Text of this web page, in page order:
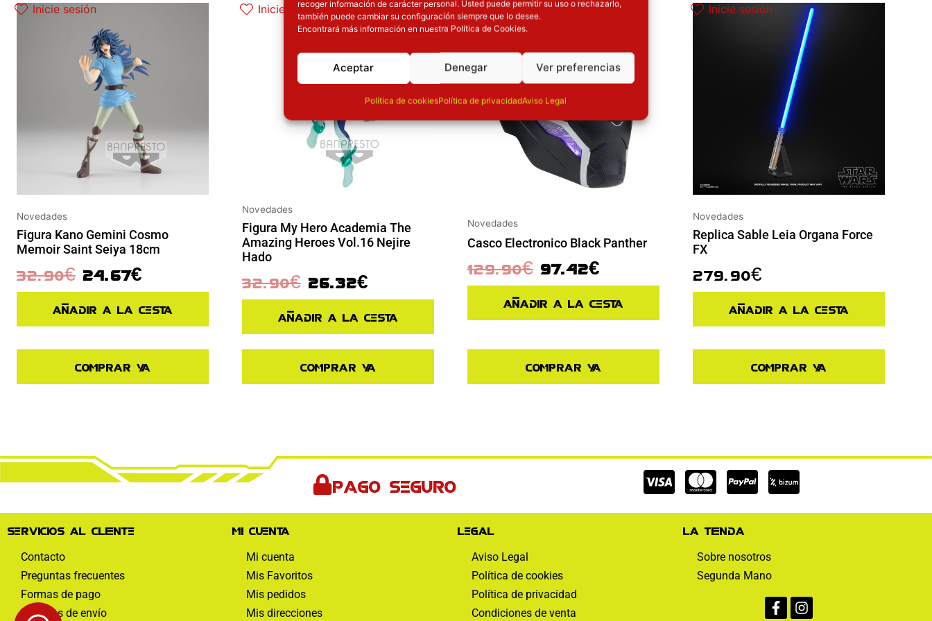
recoger información de carácter personal. Usted puede permitir su uso o rechazarlo,
también puede cambiar su configuración siempre que lo desee.
Encontrará más información en nuestra Política de Cookies.
Aceptar Denegar Ver preferencias
Política de cookiesPolítica de privacidadAviso Legal
Inicie sesión
Novedades
Figura Kano Gemini Cosmo
Memoir Saint Seiya 18cm
32.90€ 24.67€
Añadir a la cesta
Comprar ya
Inicie sesión
Novedades
Figura My Hero Academia The
Amazing Heroes Vol.16 Nejire
Hado
32.90€ 26.32€
Añadir a la cesta
Comprar ya
Inicie sesión
Novedades
Casco Electronico Black Panther
129.90€ 97.42€
Añadir a la cesta
Comprar ya
Inicie sesión
Novedades
Replica Sable Leia Organa Force
FX
279.90€
Añadir a la cesta
Comprar ya
Pago seguro
Cc-
visa
Cc-
mastercard
Cc-
paypal
Servicios al cliente
Contacto
Preguntas frecuentes
Formas de pago
Políticas de envío
Mi cuenta
Mi cuenta
Mis Favoritos
Mis pedidos
Mis direcciones
Legal
Aviso Legal
Política de cookies
Política de privacidad
Condiciones de venta
La tienda
Sobre nosotros
Segunda Mano
f